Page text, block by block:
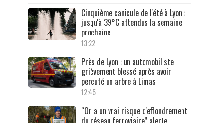
Cinquième canicule de l'été à Lyon :
jusqu'à 39°C attendus la semaine
prochaine
13:22
Près de Lyon : un automobiliste
grièvement blessé après avoir
percuté un arbre à Limas
12:45
“On a un vrai risque d'effondrement
du réseau ferroviaire” alerte